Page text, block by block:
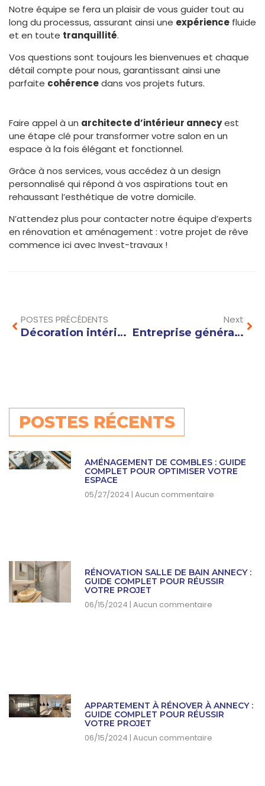
Notre équipe se fera un plaisir de vous guider tout au
long du processus, assurant ainsi une expérience fluide
et en toute tranquillité.
Vos questions sont toujours les bienvenues et chaque
détail compte pour nous, garantissant ainsi une
parfaite cohérencedans vos projets futurs.
Faire appel à un architecte d’intérieur annecyest
une étape clé pour transformer votre salon en un
espace à la fois élégant et fonctionnel.
Grâce à nos services, vous accédez à un design
personnalisé qui répond à vos aspirations tout en
rehaussant l’esthétique de votre domicile.
N’attendez plus pour contacter notre équipe d’experts
en rénovation et aménagement : votre projet de rêve
commence ici avec Invest-travaux !
POSTES PRÉCÉDENTS
Décoration intérieure Annecy : les couleurs tendance pour sublimer votre maison
Next
Entreprise générale de rénovation : comment réussir la rénovation complète de votre maison efficacement ?Rénovation générale : erreurs courantes à éviter pour un projet réussi
POSTES RÉCENTS
AMÉNAGEMENT DE COMBLES : GUIDE
COMPLET POUR OPTIMISER VOTRE
ESPACE
05/27/2024 Aucun commentaire
RÉNOVATION SALLE DE BAIN ANNECY :
GUIDE COMPLET POUR RÉUSSIR
VOTRE PROJET
06/15/2024 Aucun commentaire
APPARTEMENT À RÉNOVER À ANNECY :
GUIDE COMPLET POUR RÉUSSIR
VOTRE PROJET
06/15/2024 Aucun commentaire